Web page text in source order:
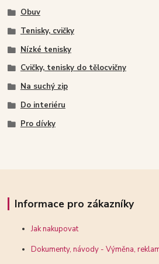
Obuv
Tenisky, cvičky
Nízké tenisky
Cvičky, tenisky do tělocvičny
Na suchý zip
Do interiéru
Pro dívky
Informace pro zákazníky
Jak nakupovat
Dokumenty, návody - Výměna,